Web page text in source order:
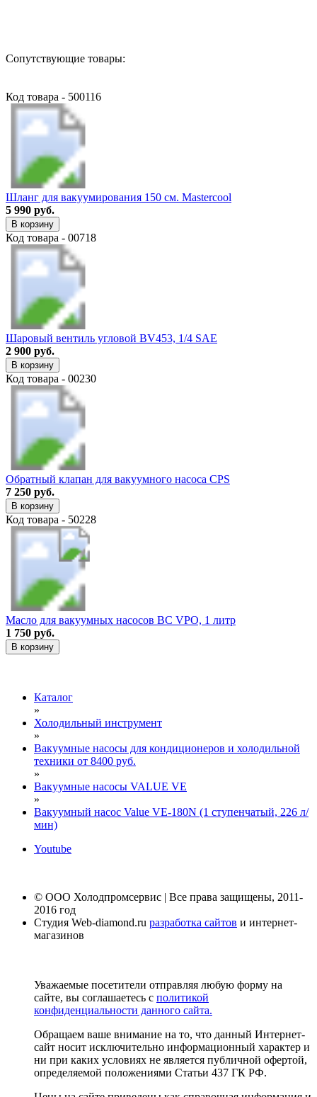
Сопутствующие товары:
Код товара - 500116
Шланг для вакуумирования 150 см. Mastercool
5 990 руб.
В корзину
Код товара - 00718
Шаровый вентиль угловой BV453, 1/4 SAE
2 900 руб.
В корзину
Код товара - 00230
Обратный клапан для вакуумного насоса CPS
7 250 руб.
В корзину
Код товара - 50228
Масло для вакуумных насосов BC VPO, 1 литр
1 750 руб.
В корзину
Каталог
»
Холодильный инструмент
»
Вакуумные насосы для кондиционеров и холодильной
техники от 8400 руб.
»
Вакуумные насосы VALUE VE
»
Вакуумный насос Value VE-180N (1 ступенчатый, 226 л/
мин)
Youtube
© ООО Холодпромсервис | Все права защищены, 2011-
2016 год
Студия Web-diamond.ru разработка сайтов и интернет-
магазинов
Уважаемые посетители отправляя любую форму на
сайте, вы соглашаетесь с политикой
конфиденциальности данного сайта.
Обращаем ваше внимание на то, что данный Интернет-
сайт носит исключительно информационный характер и
ни при каких условиях не является публичной офертой,
определяемой положениями Статьи 437 ГК РФ.